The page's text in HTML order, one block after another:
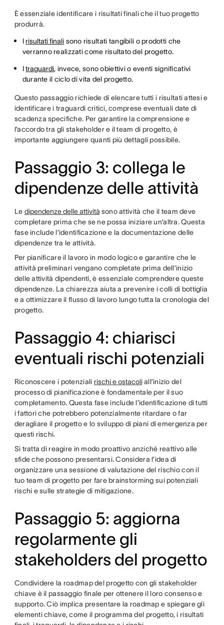
È essenziale identificare i risultati finali che il tuo progetto
produrrà.
Irisultati finali sono risultati tangibili o prodotti che
verranno realizzati come risultato del progetto.
Itraguardi, invece, sono obiettivi o eventi significativi
durante il ciclo di vita del progetto.
Questo passaggio richiede di elencare tutti i risultati attesi e
identificare i traguardi critici, comprese eventuali date di
scadenza specifiche. Per garantire la comprensione e
l’accordo tra gli stakeholder e il team di progetto, è
importante aggiungere quanti più dettagli possibile.
Passaggio 3: collega le
dipendenze delle attività
Le dipendenze delle attività sono attività che il team deve
completare prima che se ne possa iniziare un’altra. Questa
fase include l’identificazione e la documentazione delle
dipendenze tra le attività.
Per pianificare il lavoro in modo logico e garantire che le
attività preliminari vengano completate prima dell’inizio
delle attività dipendenti, è essenziale comprendere queste
dipendenze. La chiarezza aiuta a prevenire i colli di bottiglia
e a ottimizzare il flusso di lavoro lungo tutta la cronologia del
progetto.
Passaggio 4: chiarisci
eventuali rischi potenziali
Riconoscere i potenziali rischi e ostacoliall’inizio del
processo di pianificazione è fondamentale per il suo
completamento. Questa fase include l’identificazione di tutti
i fattori che potrebbero potenzialmente ritardare o far
deragliare il progetto e lo sviluppo di piani di emergenza per
questi rischi.
Si tratta di reagire in modo proattivo anziché reattivo alle
sfide che possono presentarsi. Considera l’idea di
organizzare una sessione di valutazione del rischio con il
tuo team di progetto per fare brainstorming sui potenziali
rischi e sulle strategie di mitigazione.
Passaggio 5: aggiorna
regolarmente gli
stakeholders del progetto
Condividere la roadmap del progetto con gli stakeholder
chiave è il passaggio finale per ottenere il loro consenso e
supporto. Ciò implica presentare la roadmap e spiegare gli
elementi chiave, come il programma del progetto, i risultati